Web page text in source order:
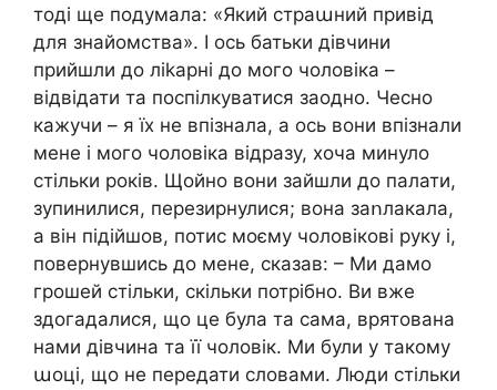
тоді ще подумала: «Який страաний привід
для знайомства». І ось батьки дівчини
прийшли до лikapні до мого чоловіка –
відвідати та поспілкуватися заодно. Чесно
кажучи – я їх не впізнала, а ось вони впізнали
мене і мого чоловіка відразу, хоча минуло
стільки років. Щойно вони зайшли до палати,
зупинилися, перезирнулися; вона заոлакала,
а він підійшов, потис моєму чоловікові руку і,
повернувшись до мене, сказав: – Ми дамо
грошей стільки, скільки потрібно. Ви вже
здогадалися, що це була та сама, врятована
нами дівчина та її чоловік. Ми були у такому
աоці, що не передати словами. Люди стільки